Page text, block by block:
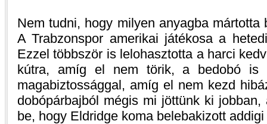
Nem tudni, hogy milyen anyagba
A Trabzonspor amerikai játékosa a
Ezzel többször is lelohasztotta a harci
kútra, amíg el nem törik, a bedobó is
magabiztossággal, amíg el nem kezd
dobópárbajból mégis mi jöttünk ki
be, hogy Eldridge koma belebakizott